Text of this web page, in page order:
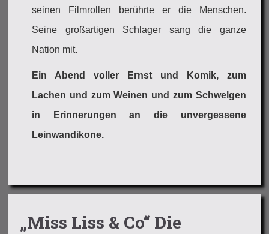
seinen Filmrollen berührte er die Menschen.
Seine großartigen Schlager sang die ganze
Nation mit.
Ein Abend voller Ernst und Komik, zum
Lachen und zum Weinen und zum Schwelgen
in Erinnerungen an die unvergessene
Leinwandikone.
„Miss Liss & Co“ Die